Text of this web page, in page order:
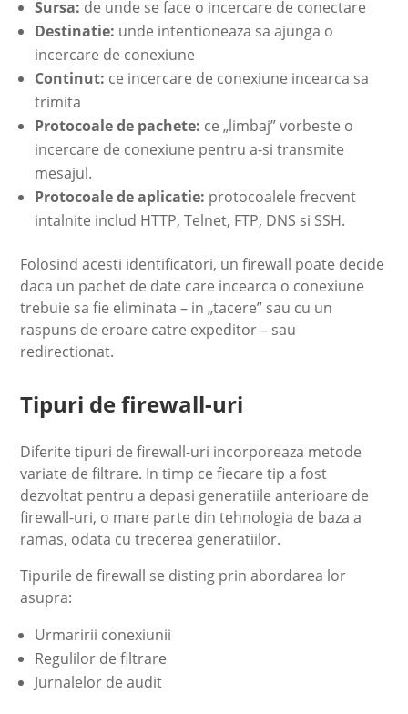
Sursa: de unde se face o incercare de conectare
Destinatie: unde intentioneaza sa ajunga o
incercare de conexiune
Continut: ce incercare de conexiune incearca sa
trimita
Protocoale de pachete: ce „limbaj” vorbeste o
incercare de conexiune pentru a-si transmite
mesajul.
Protocoale de aplicatie: protocoalele frecvent
intalnite includ HTTP, Telnet, FTP, DNS si SSH.
Folosind acesti identificatori, un firewall poate decide
daca un pachet de date care incearca o conexiune
trebuie sa fie eliminata – in „tacere” sau cu un
raspuns de eroare catre expeditor – sau
redirectionat.
Tipuri de firewall-uri
Diferite tipuri de firewall-uri incorporeaza metode
variate de filtrare. In timp ce fiecare tip a fost
dezvoltat pentru a depasi generatiile anterioare de
firewall-uri, o mare parte din tehnologia de baza a
ramas, odata cu trecerea generatiilor.
Tipurile de firewall se disting prin abordarea lor
asupra:
Urmaririi conexiunii
Regulilor de filtrare
Jurnalelor de audit